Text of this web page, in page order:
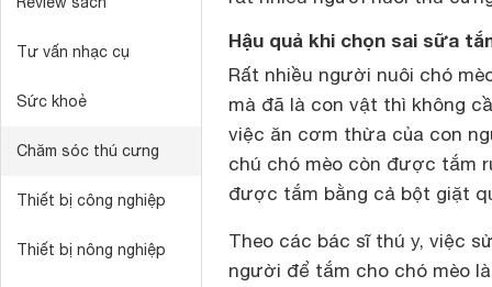
Tư vấn nhạc cụ
Sức khoẻ
Chăm sóc thú cưng
Thiết bị công nghiệp
Thiết bị nông nghiệp
Hậu quả khi chọn sai sữa
Rất nhiều người nuôi chó
mà đã là con vật thì không
việc ăn cơm thừa của con
chú chó mèo còn được tắm
được tắm bằng cả bột giặt
Theo các bác sĩ thú y, việc
người để tắm cho chó mèo